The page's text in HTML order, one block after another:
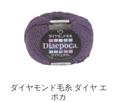
ダイヤモンド毛糸 ダイヤ エ
ポカ